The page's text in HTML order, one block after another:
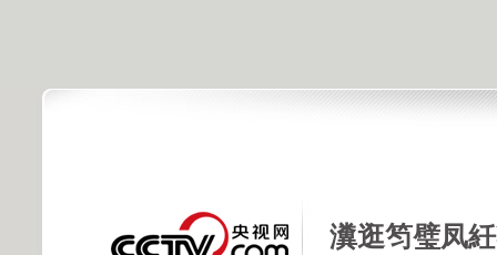
瀵逛笉璧凤